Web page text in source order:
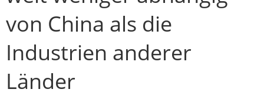
von China als die
Industrien anderer
Länder